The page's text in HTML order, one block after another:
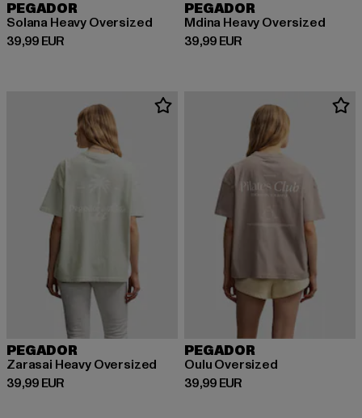
PEGADOR
Solana Heavy Oversized
39,99 EUR
Prix courant: 39,99 EUR
PEGADOR
Mdina Heavy Oversized
39,99 EUR
Prix courant: 39,99 EUR
PEGADOR
Zarasai Heavy Oversized
39,99 EUR
Prix courant: 39,99 EUR
PEGADOR
Oulu Oversized
39,99 EUR
Prix courant: 39,99 EUR